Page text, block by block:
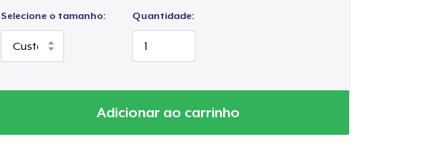
Selecione o tamanho: Quantidade:
Adicionar ao carrinho